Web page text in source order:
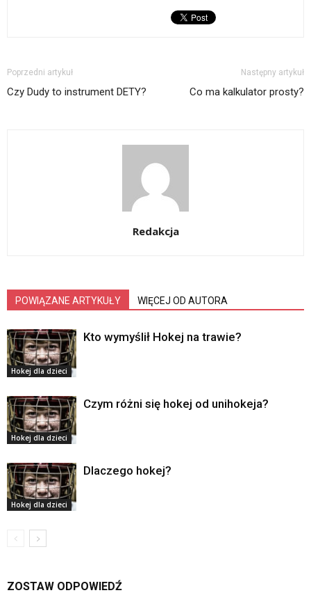
Poprzedni artykuł
Czy Dudy to instrument DETY?
Następny artykuł
Co ma kalkulator prosty?
Redakcja
POWIĄZANE ARTYKUŁY WIĘCEJ OD AUTORA
Hokej dla dzieci
Kto wymyślił Hokej na trawie?
Hokej dla dzieci
Czym różni się hokej od unihokeja?
Hokej dla dzieci
Dlaczego hokej?
ZOSTAW ODPOWIEDŹ